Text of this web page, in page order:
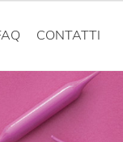
CONTATTI